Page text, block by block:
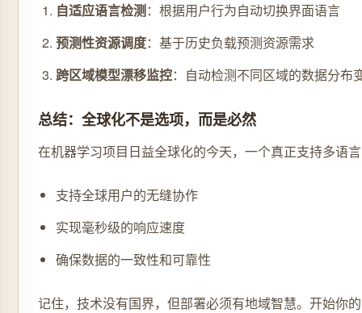
自适应语言检测：根据用户行为自动切换界面语言
预测性资源调度：基于历史负载预测资源需求
跨区域模型漂移监控：自动检测不同区域的数据分布
总结：全球化不是选项，而是必然
在机器学习项目日益全球化的今天，一个真正支持多语
支持全球用户的无缝协作
实现毫秒级的响应速度
确保数据的一致性和可靠性
记住，技术没有国界，但部署必须有地域智慧。开始你